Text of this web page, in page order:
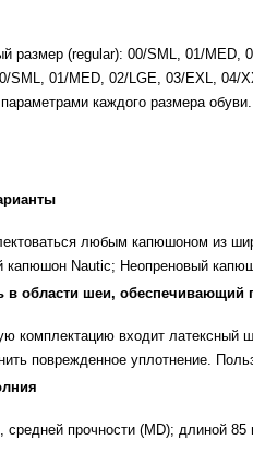
размер (regular): 00/SML, 01/MED,
SML, 01/MED, 02/LGE, 03/EXL,
каждого размера обуви.
любым капюшоном из
капюшон Nautic; Неопреновый
в области шеи, обеспечивающий
комплектацию входит латексный
поврежденное уплотнение.
средней прочности (MD); длиной